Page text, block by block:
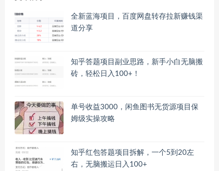
全新蓝海项目，百度网盘转存拉新赚钱渠
道分享
知乎答题项目副业思路，新手小白无脑搬
砖，轻松日入100+！
单号收益3000，闲鱼图书无货源项目保
姆级实操攻略
知乎红包答题项目拆解，一个5到20左
右，无脑搬运日入100+